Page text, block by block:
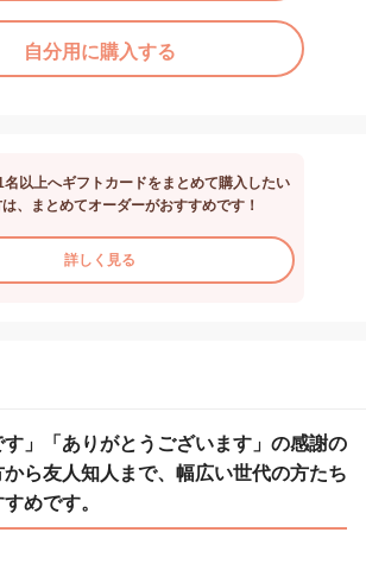
自分用に購入する
名以上へギフトカードをまとめて購入したい
、まとめてオーダーがおすすめです！
詳しく見る
す」「ありがとうございます」の感謝の
ら友人知人まで、幅広い世代の方たち
めです。